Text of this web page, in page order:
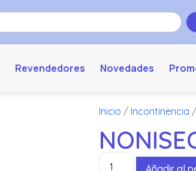
Revendedores Novedades
Inicio / Incontinencia
Añadir al